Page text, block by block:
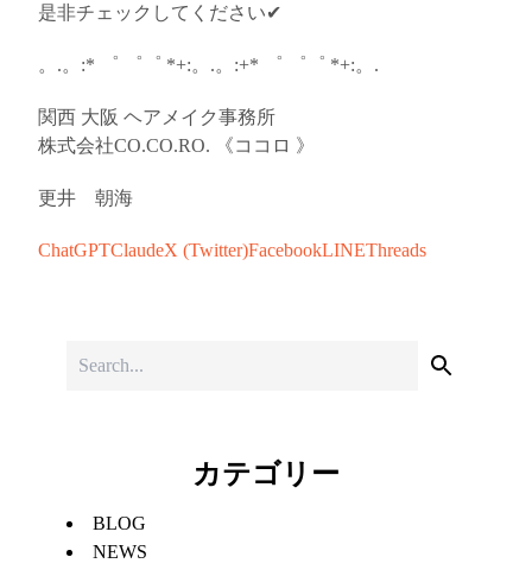
是非チェックしてください✔︎
。.。:* ゜ ゜゜ *+:。.。:+* ゜ ゜゜ *+:。.
関西 大阪 ヘアメイク事務所
株式会社CO.CO.RO. 《ココロ 》
更井 朝海
ChatGPTClaudeX (Twitter)FacebookLINEThreads
カテゴリー
BLOG
NEWS